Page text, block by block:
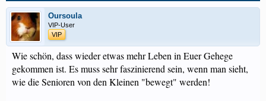
Oursoula
VIP-User
VIP
Wie schön, dass wieder etwas mehr Leben in Euer Gehege
gekommen ist. Es muss sehr faszinierend sein, wenn man sieht,
wie die Senioren von den Kleinen "bewegt" werden!